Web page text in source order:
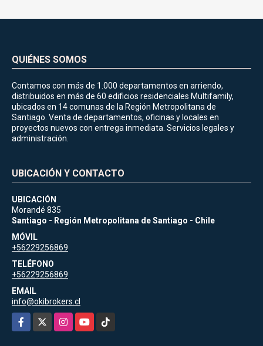
QUIÉNES SOMOS
Contamos con más de 1.000 departamentos en arriendo,
distribuidos en más de 60 edificios residenciales Multifamily,
ubicados en 14 comunas de la Región Metropolitana de
Santiago. Venta de departamentos, oficinas y locales en
proyectos nuevos con entrega inmediata. Servicios legales y
administración.
UBICACIÓN Y CONTACTO
UBICACIÓN
Morandé 835
Santiago - Región Metropolitana de Santiago - Chile
MÓVIL
+56229256869
TELÉFONO
+56229256869
EMAIL
info@okibrokers.cl
Facebook
InstagramYouTubeTikTok